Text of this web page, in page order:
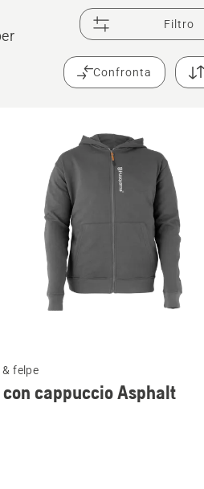
Filtro
Confronta
felpe
con cappuccio Asphalt